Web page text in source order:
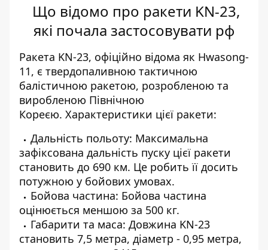
Що відомо про ракети KN-23,
які почала застосовувати рф
Ракета KN-23, офіційно відома як Hwasong-
11, є твердопаливною тактичною
балістичною ракетою, розробленою та
виробленою Північною
Кореєю. Характеристики цієї ракети:
Дальність польоту: Максимальна
зафіксована дальність пуску цієї ракети
становить до 690 км. Це робить її досить
потужною у бойових умовах.
Бойова частина: Бойова частина
оцінюється меншою за 500 кг.
Габарити та маса: Довжина KN-23
становить 7,5 метра, діаметр - 0,95 метра,